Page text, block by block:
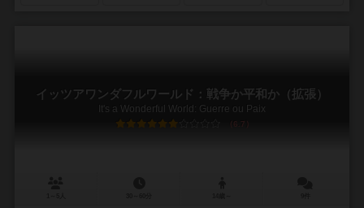
イッツアワンダフルワールド：戦争か平和か（拡張）
It's a Wonderful World: Guerre ou Paix
6.7